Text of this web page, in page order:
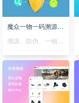
魔众一物一码溯源防伪系统